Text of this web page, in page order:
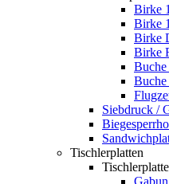
Birke
Birke
Birke
Birke
Siebdruck /
Tischlerplatten